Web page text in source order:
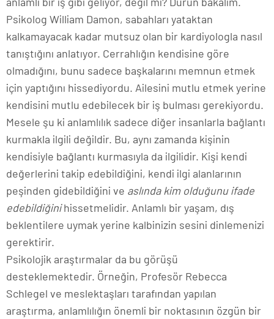
Psikolog William Damon, sabahları yataktan
kalkamayacak kadar mutsuz olan bir kardiyologla nasıl
tanıştığını anlatıyor. Cerrahlığın kendisine göre
olmadığını, bunu sadece başkalarını memnun etmek
için yaptığını hissediyordu. Ailesini mutlu etmek yerine
kendisini mutlu edebilecek bir iş bulması gerekiyordu.
Mesele şu ki anlamlılık sadece diğer insanlarla bağlantı
kurmakla ilgili değildir. Bu, aynı zamanda kişinin
kendisiyle bağlantı kurmasıyla da ilgilidir. Kişi kendi
değerlerini takip edebildiğini, kendi ilgi alanlarının
peşinden gidebildiğini ve aslında kim olduğunu ifade
edebildiğinihissetmelidir. Anlamlı bir yaşam, dış
beklentilere uymak yerine kalbinizin sesini dinlemenizi
gerektirir.
Psikolojik araştırmalar da bu görüşü
desteklemektedir. Örneğin, Profesör Rebecca
Schlegel ve meslektaşları tarafından yapılan
araştırma, anlamlılığın önemli bir noktasının özgün bir